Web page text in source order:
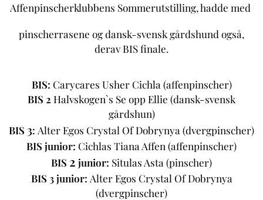
Affenpinscherklubbens Sommerutstilling, hadde med
pinscherrasene og dansk-svensk gårdshund også,
derav BIS finale.
BIS: Carycares Usher Cichla (affenpinscher)
BIS 2 Halvskogen`s Se opp Ellie (dansk-svensk
gårdshun)
BIS 3: Alter Egos Crystal Of Dobrynya (dvergpinscher)
BIS junior: Cichlas Tiana Affen (affenpinscher)
BIS 2 junior: Situlas Asta (pinscher)
BIS 3 junior: Alter Egos Crystal Of Dobrynya
(dvergpinscher)